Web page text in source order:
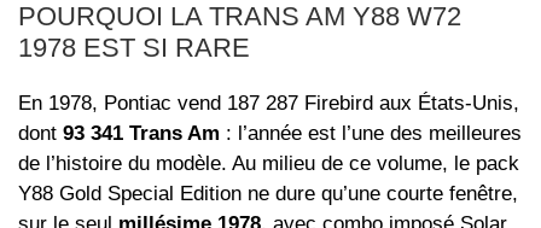
POURQUOI LA TRANS AM Y88 W72
1978 EST SI RARE
En 1978, Pontiac vend 187 287 Firebird aux États-Unis,
dont 93 341 Trans Am : l’année est l’une des meilleures
de l’histoire du modèle. Au milieu de ce volume, le pack
Y88 Gold Special Edition ne dure qu’une courte fenêtre,